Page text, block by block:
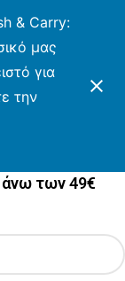
& Carry:
μας
για
την
των 49€